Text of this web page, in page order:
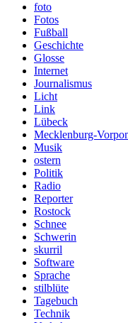
foto
Fotos
Fußball
Geschichte
Glosse
Internet
Journalismus
Licht
Link
Lübeck
Mecklenburg-
Musik
ostern
Politik
Radio
Reporter
Rostock
Schnee
Schwerin
skurril
Software
Sprache
stilblüte
Tagebuch
Technik